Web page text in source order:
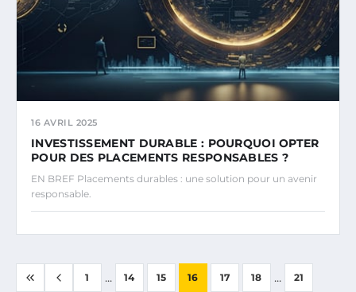
16 AVRIL 2025
INVESTISSEMENT DURABLE : POURQUOI OPTER
POUR DES PLACEMENTS RESPONSABLES ?
EN BREF Placements durables : une solution pour un avenir
responsable.
1 ... 14 15 16 17 18 ... 21